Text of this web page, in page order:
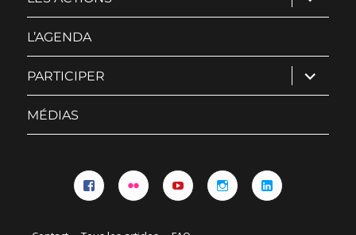
le
sous-
L’AGENDA
PARTICIPER ouvrir
le
sous-
MÉDIAS